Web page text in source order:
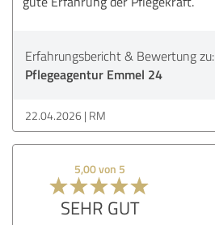
Erfahrungsbericht & Bewertung zu:
Pflegeagentur Emmel 24
22.04.2026 RM
5,00 von 5
SEHR GUT